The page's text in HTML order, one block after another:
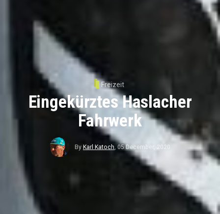
Freizeit
Eingekürztes Haslacher
Fahrwerk
By Karl Katoch,05 December, 2020